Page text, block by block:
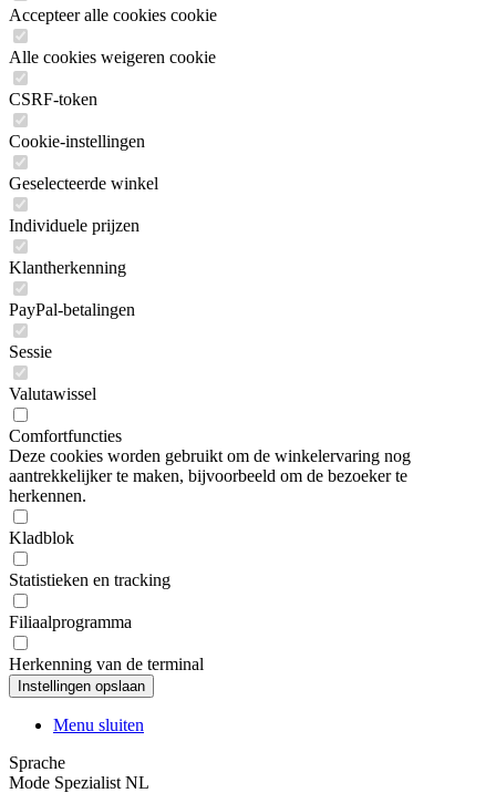
Accepteer alle cookies cookie
Alle cookies weigeren cookie
CSRF-token
Cookie-instellingen
Geselecteerde winkel
Individuele prijzen
Klantherkenning
PayPal-betalingen
Sessie
Valutawissel
Comfortfuncties
Deze cookies worden gebruikt om de winkelervaring nog
aantrekkelijker te maken, bijvoorbeeld om de bezoeker te
herkennen.
Kladblok
Statistieken en tracking
Filiaalprogramma
Herkenning van de terminal
Menu sluiten
Sprache
Mode Spezialist NL